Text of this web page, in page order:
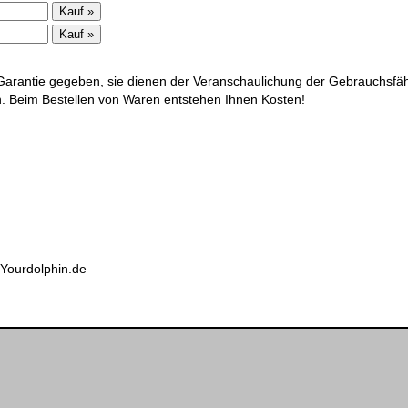
gegeben, sie dienen der Veranschaulichung der
Beim Bestellen von Waren entstehen Ihnen Kosten!
Anbringung eines
von diesen
machen uns diese